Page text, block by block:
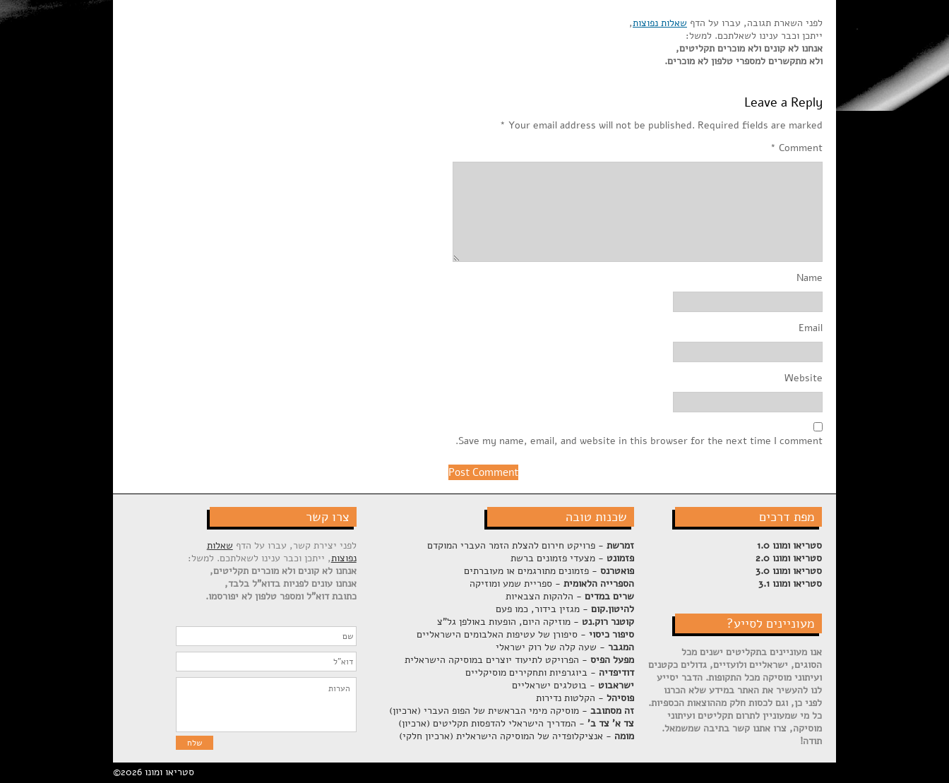
לפני השארת תגובה, עברו על הדף שאלות נפוצות,
ייתכן וכבר ענינו לשאלתכם. למשל:
אנחנו לא קונים ולא מוכרים תקליטים,
ולא מתקשרים למספרי טלפון לא מוכרים.
Leave a Reply
Your email address will not be published. Required fields are marked
*
Comment
*
Name
Email
Website
Save my name, email, and website in this browser for the next time I comment.
צרו קשר
לפני יצירת קשר, עברו על הדף שאלות
נפוצות, ייתכן וכבר ענינו לשאלתכם. למשל:
אנחנו לא קונים ולא מוכרים תקליטים,
אנחנו עונים לפניות בדוא"ל בלבד,
כתובת דוא"ל ומספר טלפון לא יפורסמו.
מפת דרכים
סטריאו ומונו 1.0
סטריאו ומונו 2.0
סטריאו ומונו 3.0
סטריאו ומונו 3.1
מעוניינים לסייע?
אנו מעוניינים בתקליטים ישנים מכל
הסוגים, ישראליים ולועזיים, גדולים כקטנים
ועיתוני מוסיקה מכל התקופות. הדבר יסייע
לנו להעשיר את האתר במידע שלא הכרנו
לפני כן, וגם לכסות חלק מההוצאות הכספיות.
כל מי שמעוניין לתרום תקליטים ועיתוני
מוסיקה, צרו אתנו קשר בתיבה שמשמאל.
תודה!
שכנות טובה
זמרשת- פרויקט חירום להצלת הזמר העברי המוקדם
פזמונט - מצעדי פזמונים ברשת
פואטרנס- פזמונים מתורגמים או מעוברתים
הספרייה הלאומית- ספריית שמע ומוזיקה
שרים במדים- הלהקות הצבאיות
להיטון.קום- מגזין בידור, כמו פעם
קוטנר רוק.נט - מוזיקה היום, הופעות באולפן גל"צ
סיפור כיסוי- סיפורן של עטיפות האלבומים הישראליים
המגבר- שעה קלה של רוק ישראלי
מפעל הפיס- הפרויקט לתיעוד יוצרים במוסיקה הישראלית
דודיפדיה - ביוגרפיות ותחקירים מוסיקליים
ישראבוט - בוטלגים ישראליים
פוסיהל- הקלטות נדירות
זה מסתובב- מוסיקה מימי הבראשית של הפופ העברי (ארכיון)
צד א' צד ב'- המדריך הישראלי להדפסות תקליטים (ארכיון)
מומה - אנציקלופדיה של המוסיקה הישראלית (ארכיון חלקי)
©2026 סטריאו ומונו